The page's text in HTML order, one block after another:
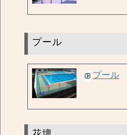
プール
プール